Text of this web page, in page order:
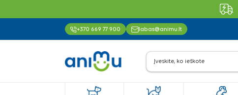
+370 669 77 900 labas@animu.lt